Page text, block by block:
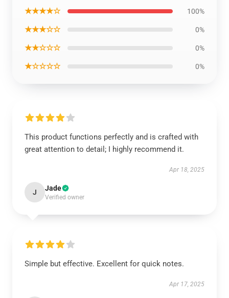
★★★★☆ 100%
★★★☆☆ 0%
★★☆☆☆ 0%
★☆☆☆☆ 0%
This product functions perfectly and is crafted with
great attention to detail; I highly recommend it.
Apr 18, 2025
J Jade
Verified owner
Simple but effective. Excellent for quick notes.
Apr 17, 2025